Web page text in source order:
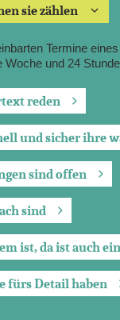
sie zählen
Termine
Woche und 24
reden
und sicher ihre
sind offen
sind
ist, da ist auch
fürs Detail haben